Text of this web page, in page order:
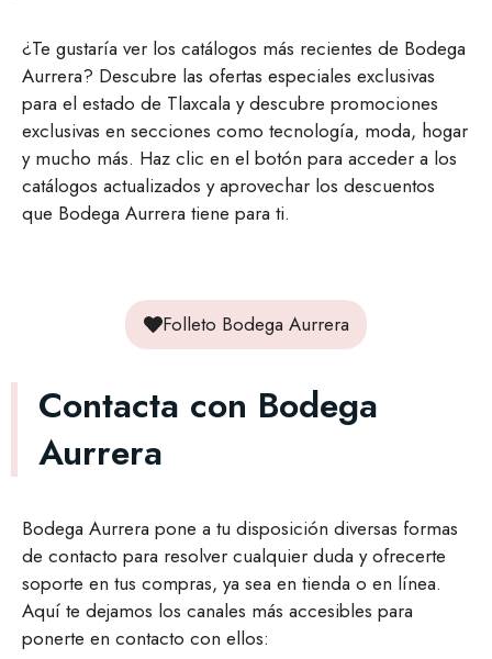
¿Te gustaría ver los catálogos más recientes de Bodega
Aurrera? Descubre las ofertas especiales exclusivas
para el estado de Tlaxcala y descubre promociones
exclusivas en secciones como tecnología, moda, hogar
y mucho más. Haz clic en el botón para acceder a los
catálogos actualizados y aprovechar los descuentos
que Bodega Aurrera tiene para ti.
Folleto Bodega Aurrera
Contacta con Bodega
Aurrera
Bodega Aurrera pone a tu disposición diversas formas
de contacto para resolver cualquier duda y ofrecerte
soporte en tus compras, ya sea en tienda o en línea.
Aquí te dejamos los canales más accesibles para
ponerte en contacto con ellos: